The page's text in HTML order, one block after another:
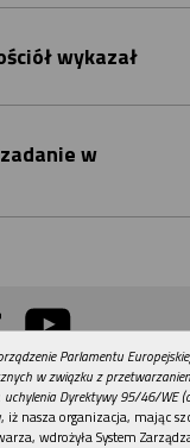
wykazał
w
REKLAMA
Parlamentu
w związku z
uchylenia Dyrektywy 95/46/WE
nasza organizacja, mając
wdrożyła System